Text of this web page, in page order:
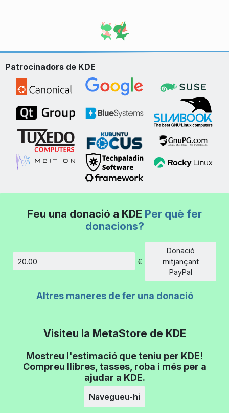
Patrocinadors de KDE
Feu una donació a KDE Per què fer
donacions?
€
Donació
mitjançant
PayPal
Altres maneres de fer una donació
Visiteu la MetaStore de KDE
Mostreu l'estimació que teniu per KDE!
Compreu llibres, tasses, roba i més per a
ajudar a KDE.
Navegueu-hi